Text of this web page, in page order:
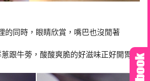
的同時，眼睛欣賞，嘴巴也沒閒著
跟牛蒡，酸酸爽脆的好滋味正好開胃